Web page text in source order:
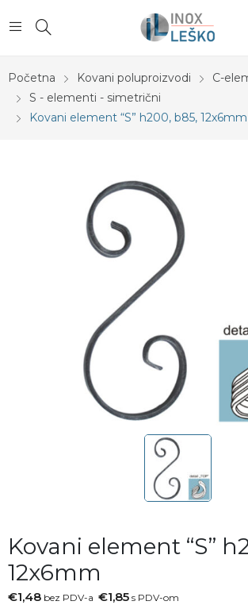
Početna Kovani poluproizvodi
C-
S - elementi - simetrični
Kovani element “S” h200, b85, 12x6mm
Kovani element “S”
12x6mm
€1,48 bez PDV-a €1,85 s PDV-om